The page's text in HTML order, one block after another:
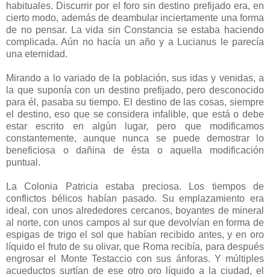
habituales. Discurrir por el foro sin destino prefijado era, en
cierto modo, además de deambular inciertamente una forma
de no pensar. La vida sin Constancia se estaba haciendo
complicada. Aún no hacía un año y a Lucianus le parecía
una eternidad.
Mirando a lo variado de la población, sus idas y venidas, a
la que suponía con un destino prefijado, pero desconocido
para él, pasaba su tiempo. El destino de las cosas, siempre
el destino, eso que se considera infalible, que está o debe
estar escrito en algún lugar, pero que modificamos
constantemente, aunque nunca se puede demostrar lo
beneficiosa o dañina de ésta o aquella modificación
puntual.
La Colonia Patricia estaba preciosa. Los tiempos de
conflictos bélicos habían pasado. Su emplazamiento era
ideal, con unos alrededores cercanos, boyantes de mineral
al norte, con unos campos al sur que devolvían en forma de
espigas de trigo el sol que habían recibido antes, y en oro
líquido el fruto de su olivar, que Roma recibía, para después
engrosar el Monte Testaccio con sus ánforas. Y múltiples
acueductos surtían de ese otro oro líquido a la ciudad, el